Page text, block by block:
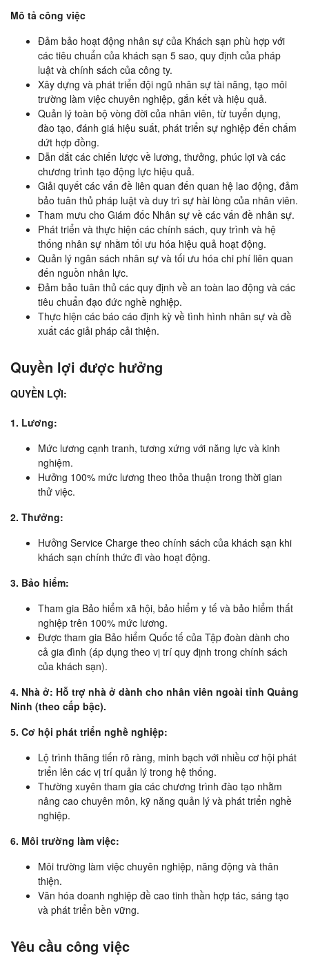
Mô tả công việc
Đảm bảo hoạt động nhân sự của Khách sạn phù hợp với
các tiêu chuẩn của khách sạn 5 sao, quy định của pháp
luật và chính sách của công ty.
Xây dựng và phát triển đội ngũ nhân sự tài năng, tạo môi
trường làm việc chuyên nghiệp, gắn kết và hiệu quả.
Quản lý toàn bộ vòng đời của nhân viên, từ tuyển dụng,
đào tạo, đánh giá hiệu suất, phát triển sự nghiệp đến chấm
dứt hợp đồng.
Dẫn dắt các chiến lược về lương, thưởng, phúc lợi và các
chương trình tạo động lực hiệu quả.
Giải quyết các vấn đề liên quan đến quan hệ lao động, đảm
bảo tuân thủ pháp luật và duy trì sự hài lòng của nhân viên.
Tham mưu cho Giám đốc Nhân sự về các vấn đề nhân sự.
Phát triển và thực hiện các chính sách, quy trình và hệ
thống nhân sự nhằm tối ưu hóa hiệu quả hoạt động.
Quản lý ngân sách nhân sự và tối ưu hóa chi phí liên quan
đến nguồn nhân lực.
Đảm bảo tuân thủ các quy định về an toàn lao động và các
tiêu chuẩn đạo đức nghề nghiệp.
Thực hiện các báo cáo định kỳ về tình hình nhân sự và đề
xuất các giải pháp cải thiện.
Quyền lợi được hưởng
QUYỀN LỢI:
1. Lương:
Mức lương cạnh tranh, tương xứng với năng lực và kinh
nghiệm.
Hưởng 100% mức lương theo thỏa thuận trong thời gian
thử việc.
2. Thưởng:
Hưởng Service Charge theo chính sách của khách sạn khi
khách sạn chính thức đi vào hoạt động.
3. Bảo hiểm:
Tham gia Bảo hiểm xã hội, bảo hiểm y tế và bảo hiểm thất
nghiệp trên 100% mức lương.
Được tham gia Bảo hiểm Quốc tế của Tập đoàn dành cho
cả gia đình (áp dụng theo vị trí quy định trong chính sách
của khách sạn).
4. Nhà ở: Hỗ trợ nhà ở dành cho nhân viên ngoài tỉnh Quảng
Ninh (theo cấp bậc).
5. Cơ hội phát triển nghề nghiệp:
Lộ trình thăng tiến rõ ràng, minh bạch với nhiều cơ hội phát
triển lên các vị trí quản lý trong hệ thống.
Thường xuyên tham gia các chương trình đào tạo nhằm
nâng cao chuyên môn, kỹ năng quản lý và phát triển nghề
nghiệp.
6. Môi trường làm việc:
Môi trường làm việc chuyên nghiệp, năng động và thân
thiện.
Văn hóa doanh nghiệp đề cao tinh thần hợp tác, sáng tạo
và phát triển bền vững.
Yêu cầu công việc